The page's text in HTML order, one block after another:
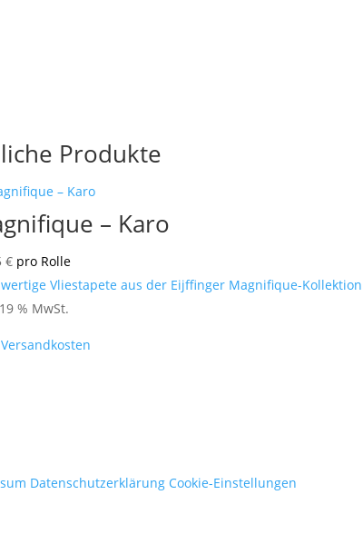
Produkte
– Karo
€ pro Rolle
Vliestapete aus der Eijffinger Magnifique-
% MwSt.
Versandkosten
Datenschutzerklärung Cookie-Einstellungen